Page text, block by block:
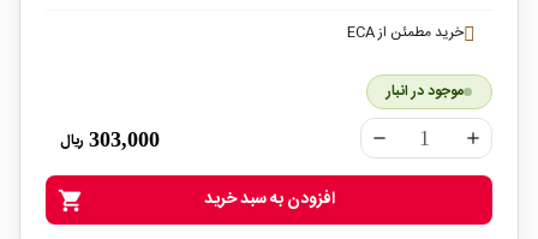
خرید مطمئن از ECA
موجود در انبار
remove add
303,000 ریال
shopping_cart افزودن به سبد خرید